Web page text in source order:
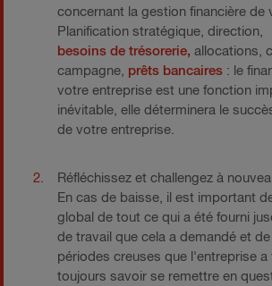
concernant la gestion financière de
Planification stratégique, direction,
besoins de trésorerie, allocations,
campagne, prêts bancaires : le
votre entreprise est une fonction
inévitable, elle déterminera le
de votre entreprise.
Réfléchissez et challengez à
En cas de baisse, il est important
global de tout ce qui a été fourni
de travail que cela a demandé et
périodes creuses que l'entreprise a
toujours savoir se remettre en